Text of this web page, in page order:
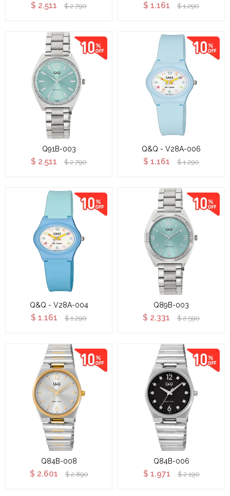
$ 2.511 $ 2.790 $ 1.161 $ 1.290
Q91B-003
$ 2.511 $ 2.790
Q&Q - V28A-006
$ 1.161 $ 1.290
Q&Q - V28A-004
$ 1.161 $ 1.290
Q89B-003
$ 2.331 $ 2.590
Q84B-008
$ 2.601 $ 2.890
Q84B-006
$ 1.971 $ 2.190